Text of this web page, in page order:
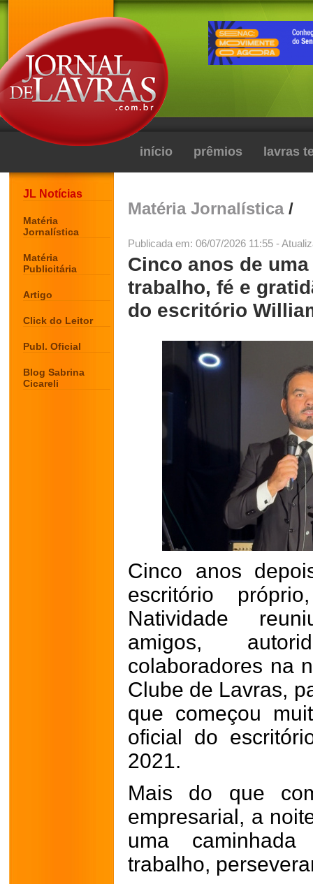
início prêmios lavras
JL Notícias
Matéria
Jornalística
Matéria
Publicitária
Artigo
Click do Leitor
Publ. Oficial
Blog Sabrina
Cicareli
Matéria Jornalística/
Publicada em: 06/07/2026 11:55 -
Cinco anos de
trabalho, fé e
do escritório
Cinco anos
escritório
Natividade
amigos,
colaboradores na
Clube de Lavras,
que começou
oficial do
2021.
Mais do que
empresarial, a
uma
trabalho,